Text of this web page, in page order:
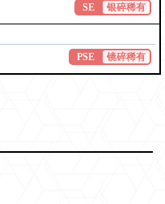
SE 银碎稀有
PSE 镜碎稀有